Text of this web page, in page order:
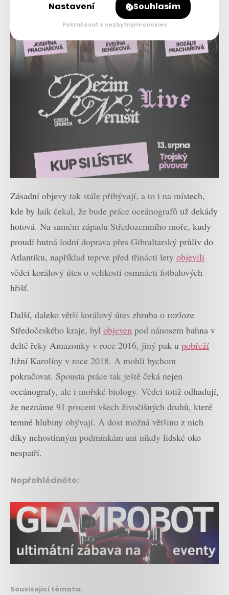
Zásadní objevy tak stále přibývají, a to i na místech,
kde by laik čekal, že bude práce oceánografů už dekády
hotová. Na samém západu Středozemního moře, kudy
proudí hutná lodní doprava přes Gibraltarský průliv do
Atlantiku, například teprve před třinácti lety objevili
vědci korálový útes o velikosti osmnácti fotbalových
hřišť.
Další, daleko větší korálový útes zhruba o rozloze
Středočeského kraje, byl objeven pod nánosem bahna v
deltě řeky Amazonky v roce 2016, jiný pak u pobřeží
Jižní Karolíny v roce 2018. A mohli bychom
pokračovat. Spousta práce tak ještě čeká nejen
oceánografy, ale i mořské biology. Vědci totiž odhadují,
že neznáme 91 procent všech živočišných druhů, které
temné hlubiny obývají. A dost možná většinu z nich
díky nehostinným podmínkám ani nikdy lidské oko
nespatří.
Nepřehlédněte:
Související témata:
Nastavení Souhlasím
Pokračovat s nezbytnými cookies